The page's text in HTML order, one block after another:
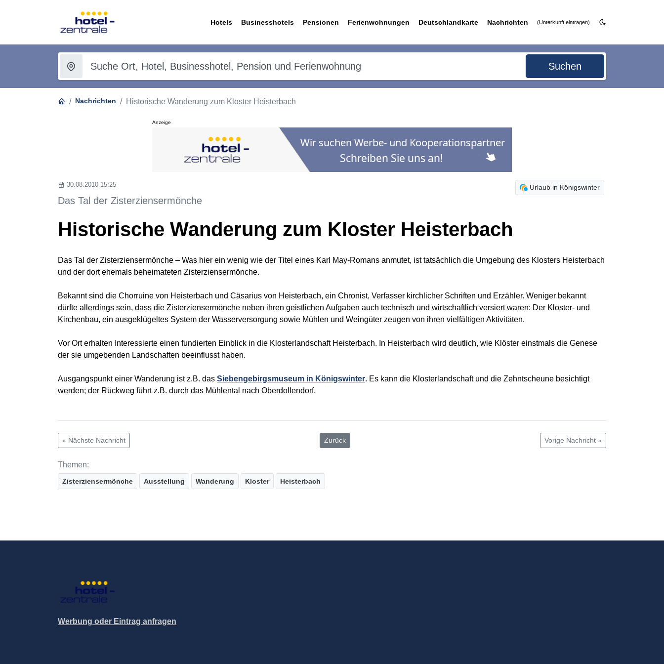
Hotels Businesshotels Pensionen Ferienwohnungen Deutschlandkarte Nachrichten (Unterkunft eintragen)
Suchen
Nachrichten Historische Wanderung zum Kloster Heisterbach
Anzeige
Urlaub in Königswinter
30.08.2010 15:25
Das Tal der Zisterziensermönche
Historische Wanderung zum Kloster Heisterbach
Das Tal der Zisterziensermönche – Was hier ein wenig wie der Titel eines Karl May-Romans anmutet, ist tatsächlich die Umgebung des Klosters Heisterbach
und der dort ehemals beheimateten Zisterziensermönche.
Bekannt sind die Chorruine von Heisterbach und Cäsarius von Heisterbach, ein Chronist, Verfasser kirchlicher Schriften und Erzähler. Weniger bekannt
dürfte allerdings sein, dass die Zisterziensermönche neben ihren geistlichen Aufgaben auch technisch und wirtschaftlich versiert waren: Der Kloster- und
Kirchenbau, ein ausgeklügeltes System der Wasserversorgung sowie Mühlen und Weingüter zeugen von ihren vielfältigen Aktivitäten.
Vor Ort erhalten Interessierte einen fundierten Einblick in die Klosterlandschaft Heisterbach. In Heisterbach wird deutlich, wie Klöster einstmals die Genese
der sie umgebenden Landschaften beeinflusst haben.
Ausgangspunkt einer Wanderung ist z.B. das Siebengebirgsmuseum in Königswinter. Es kann die Klosterlandschaft und die Zehntscheune besichtigt
werden; der Rückweg führt z.B. durch das Mühlental nach Oberdollendorf.
« Nächste Nachricht Zurück Vorige Nachricht »
Themen:
Zisterziensermönche Ausstellung Wanderung Kloster Heisterbach
Werbung oder Eintrag anfragen